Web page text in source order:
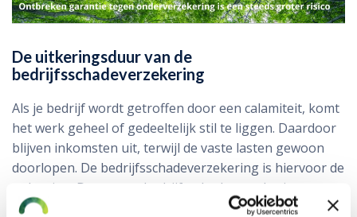
De uitkeringsduur van de
bedrijfsschadeverzekering
Als je bedrijf wordt getroffen door een calamiteit, komt
het werk geheel of gedeeltelijk stil te liggen. Daardoor
blijven inkomsten uit, terwijl de vaste lasten gewoon
doorlopen. De bedrijfsschadeverzekering is hiervoor de
oplossing. De meeste bedrijfsschadeverzekeringen
hebben een uitkeringstermijn van 52 weken. Deze